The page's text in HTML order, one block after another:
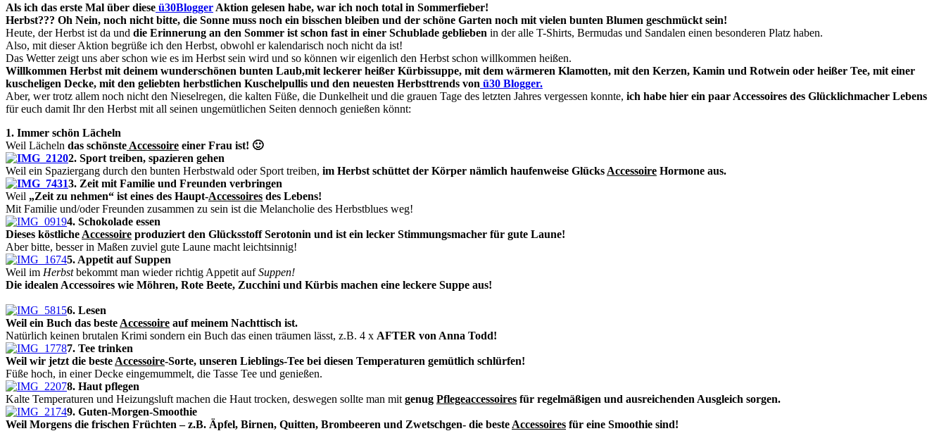
Als ich das erste Mal über diese ü30Blogger Aktion gelesen habe, war ich noch total in Sommerfieber!
Herbst??? Oh Nein, noch nicht bitte, die Sonne muss noch ein bisschen bleiben und der schöne Garten noch mit vielen bunten Blumen geschmückt sein!
Heute, der Herbst ist da und die Erinnerung an den Sommer ist schon fast in einer Schublade geblieben in der alle T-Shirts, Bermudas und Sandalen einen besonderen Platz haben.
Also, mit dieser Aktion begrüße ich den Herbst, obwohl er kalendarisch noch nicht da ist!
Das Wetter zeigt uns aber schon wie es im Herbst sein wird und so können wir eigenlich den Herbst schon willkommen heißen.
Willkommen Herbst mit deinem wunderschönen bunten Laub,mit leckerer heißer Kürbissuppe, mit dem wärmeren Klamotten, mit den Kerzen, Kamin und Rotwein oder heißer Tee, mit einer
kuscheligen Decke, mit den geliebten herbstlichen Kuschelpullis und den neuesten Herbsttrends von ü30 Blogger.
Aber, wer trotz allem noch nicht den Nieselregen, die kalten Füße, die Dunkelheit und die grauen Tage des letzten Jahres vergessen konnte, ich habe hier ein paar Accessoires des Glücklichmacher Lebens
für euch damit Ihr den Herbst mit all seinen ungemütlichen Seiten dennoch genießen könnt:
1. Immer schön Lächeln
Weil Lächeln das schönste Accessoire einer Frau ist! 🙂
2. Sport treiben, spazieren gehen
Weil ein Spaziergang durch den bunten Herbstwald oder Sport treiben, im Herbst schüttet der Körper nämlich haufenweise Glücks Accessoire Hormone aus.
3. Zeit mit Familie und Freunden verbringen
Weil „Zeit zu nehmen“ ist eines des Haupt-Accessoires des Lebens!
Mit Familie und/oder Freunden zusammen zu sein ist die Melancholie des Herbstblues weg!
4. Schokolade essen
Dieses köstliche Accessoire produziert den Glücksstoff Serotonin und ist ein lecker Stimmungsmacher für gute Laune!
Aber bitte, besser in Maßen zuviel gute Laune macht leichtsinnig!
5. Appetit auf Suppen
Weil im Herbstbekommt man wieder richtig Appetit aufSuppen!
Die idealen Accessoires wie Möhren, Rote Beete, Zucchini und Kürbis machen eine leckere Suppe aus!
6. Lesen
Weil ein Buch das beste Accessoire auf meinem Nachttisch ist.
Natürlich keinen brutalen Krimi sondern ein Buch das einen träumen lässt, z.B. 4 x AFTER von Anna Todd!
7. Tee trinken
Weil wir jetzt die beste Accessoire-Sorte, unseren Lieblings-Tee bei diesen Temperaturen gemütlich schlürfen!
Füße hoch, in einer Decke eingemummelt, die Tasse Tee und genießen.
8. Haut pflegen
Kalte Temperaturen und Heizungsluft machen die Haut trocken, deswegen sollte man mit genug Pflegeaccessoires für regelmäßigen und ausreichenden Ausgleich sorgen.
9. Guten-Morgen-Smoothie
Weil Morgens die frischen Früchten – z.B. Äpfel, Birnen, Quitten, Brombeeren und Zwetschgen- die beste Accessoires für eine Smoothie sind!